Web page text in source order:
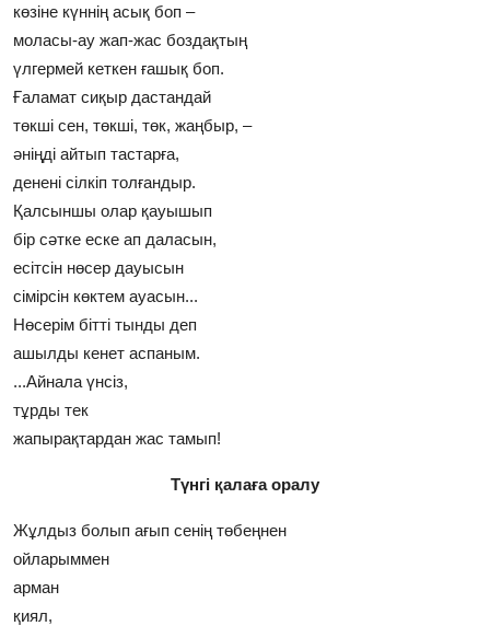
көзiне күннiң асық боп –
моласы-ау жап-жас боздақтың
үлгермей кеткен ғашық боп.
Ғаламат сиқыр дастандай
төкшi сен, төкшi, төк, жаңбыр, –
әнiңдi айтып тастарға,
дененi сiлкiп толғандыр.
Қалсыншы олар қауышып
бiр сәтке еске ап даласын,
есiтсiн нөсер дауысын
сiмiрсiн көктем ауасын...
Нөсерiм бiттi тынды деп
ашылды кенет аспаным.
...Айнала үнсiз,
тұрды тек
жапырақтардан жас тамып!
Түнгі қалаға оралу
Жұлдыз болып ағып сенiң төбеңнен
ойларыммен
арман
қиял,